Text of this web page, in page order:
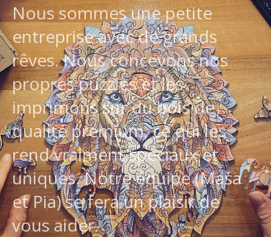
Nous sommes une petite
entreprise avec de grands
rêves. Nous concevons nos
propres puzzles et les
imprimons sur du bois de
qualité premium, ce qui les
rend vraiment spéciaux et
uniques. Notre équipe (Maša
et Pia) se fera un plaisir de
vous aider.